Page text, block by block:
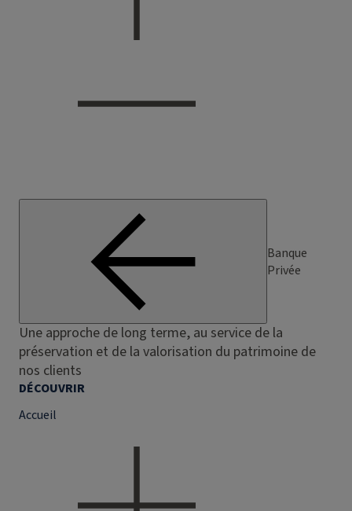
Banque
Privée
Une approche de long terme, au service de la
préservation et de la valorisation du patrimoine de
nos clients
DÉCOUVRIR
Accueil